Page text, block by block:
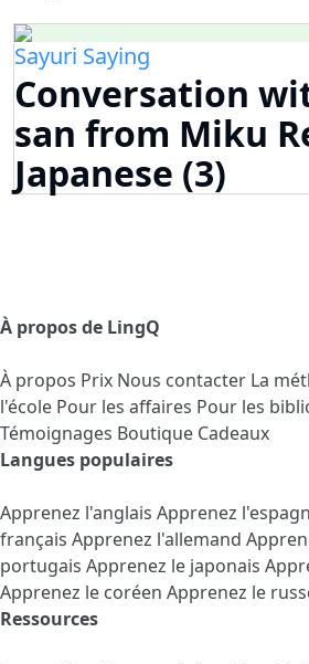
Sayuri Saying
Conversation
san from Miku
Japanese (3)
À propos de LingQ
À propos Prix Nous contacter La
l'école Pour les affaires Pour les
Témoignages Boutique Cadeaux
Langues populaires
Apprenez l'anglais Apprenez
français Apprenez l'allemand
portugais Apprenez le japonais
Apprenez le coréen Apprenez le
Ressources